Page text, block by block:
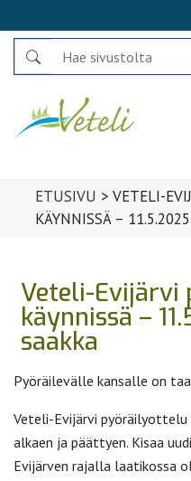
Search
ETUSIVU > VETELI-
KÄYNNISSÄ –
Veteli-Evijärvi
käynnissä –
saakka
Pyöräilevälle kansalle on
Veteli-Evijärvi pyöräilyottelu
alkaen ja päättyen. Kisaa
Evijärven rajalla laatikossa